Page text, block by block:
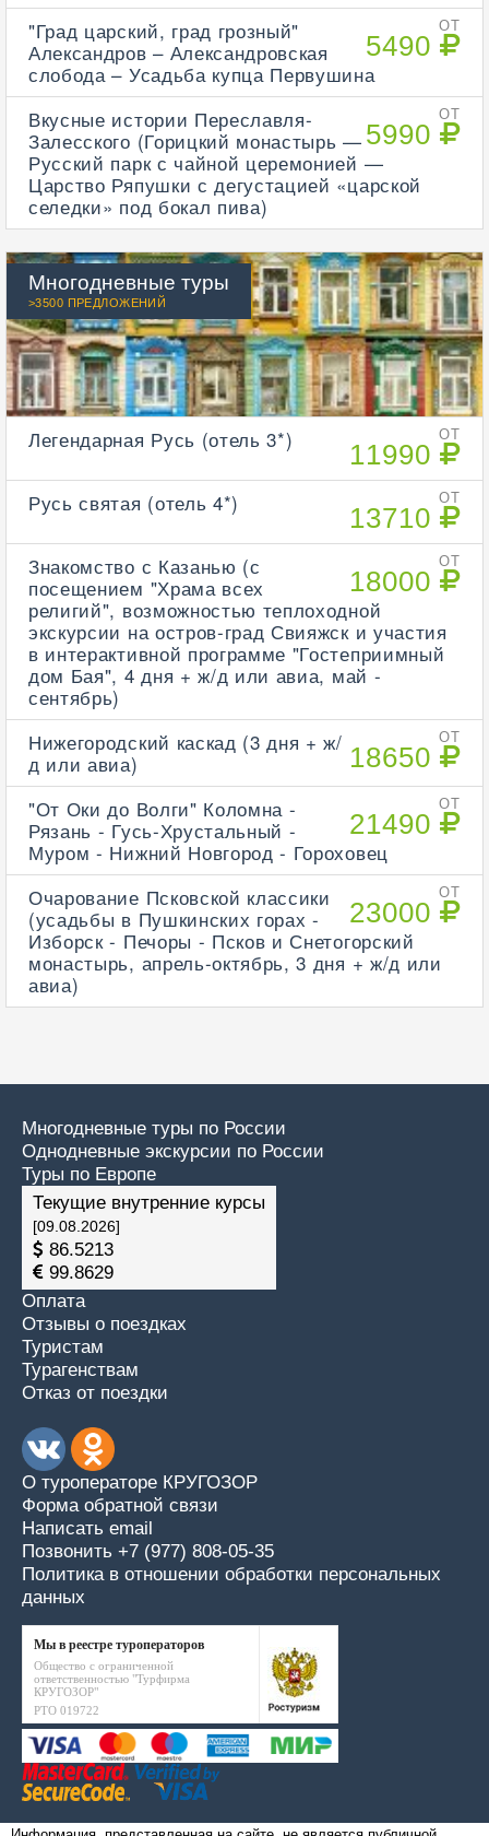
ОТ
5490
"Град царский, град грозный"
Александров – Александровская
слобода – Усадьба купца Первушина
ОТ
5990
Вкусные истории Переславля-
Залесского (Горицкий монастырь —
Русский парк с чайной церемонией —
Царство Ряпушки с дегустацией «царской
селедки» под бокал пива)
Многодневные туры
>3500 ПРЕДЛОЖЕНИЙ
ОТ
11990
Легендарная Русь (отель 3*)
ОТ
13710
Русь святая (отель 4*)
ОТ
18000
Знакомство с Казанью (с
посещением "Храма всех
религий", возможностью теплоходной
экскурсии на остров-град Свияжск и участия
в интерактивной программе "Гостеприимный
дом Бая", 4 дня + ж/д или авиа, май -
сентябрь)
ОТ
18650
Нижегородский каскад (3 дня + ж/
д или авиа)
ОТ
21490
"От Оки до Волги" Коломна -
Рязань - Гусь-Хрустальный -
Муром - Нижний Новгород - Гороховец
ОТ
23000
Очарование Псковской классики
(усадьбы в Пушкинских горах -
Изборск - Печоры - Псков и Снетогорский
монастырь, апрель-октябрь, 3 дня + ж/д или
авиа)
Многодневные туры по России
Однодневные экскурсии по России
Туры по Европе
Текущие внутренние курсы
[09.08.2026]
86.5213
99.8629
Оплата
Отзывы о поездках
Туристам
Турагенствам
Отказ от поездки
О туроператоре КРУГОЗОР
Форма обратной связи
Написать email
Позвонить +7 (977) 808-05-35
Политика в отношении обработки персональных
данных
Мы в реестре туроператоров
Общество с ограниченной
ответственностью "Турфирма
КРУГОЗОР"
РТО 019722